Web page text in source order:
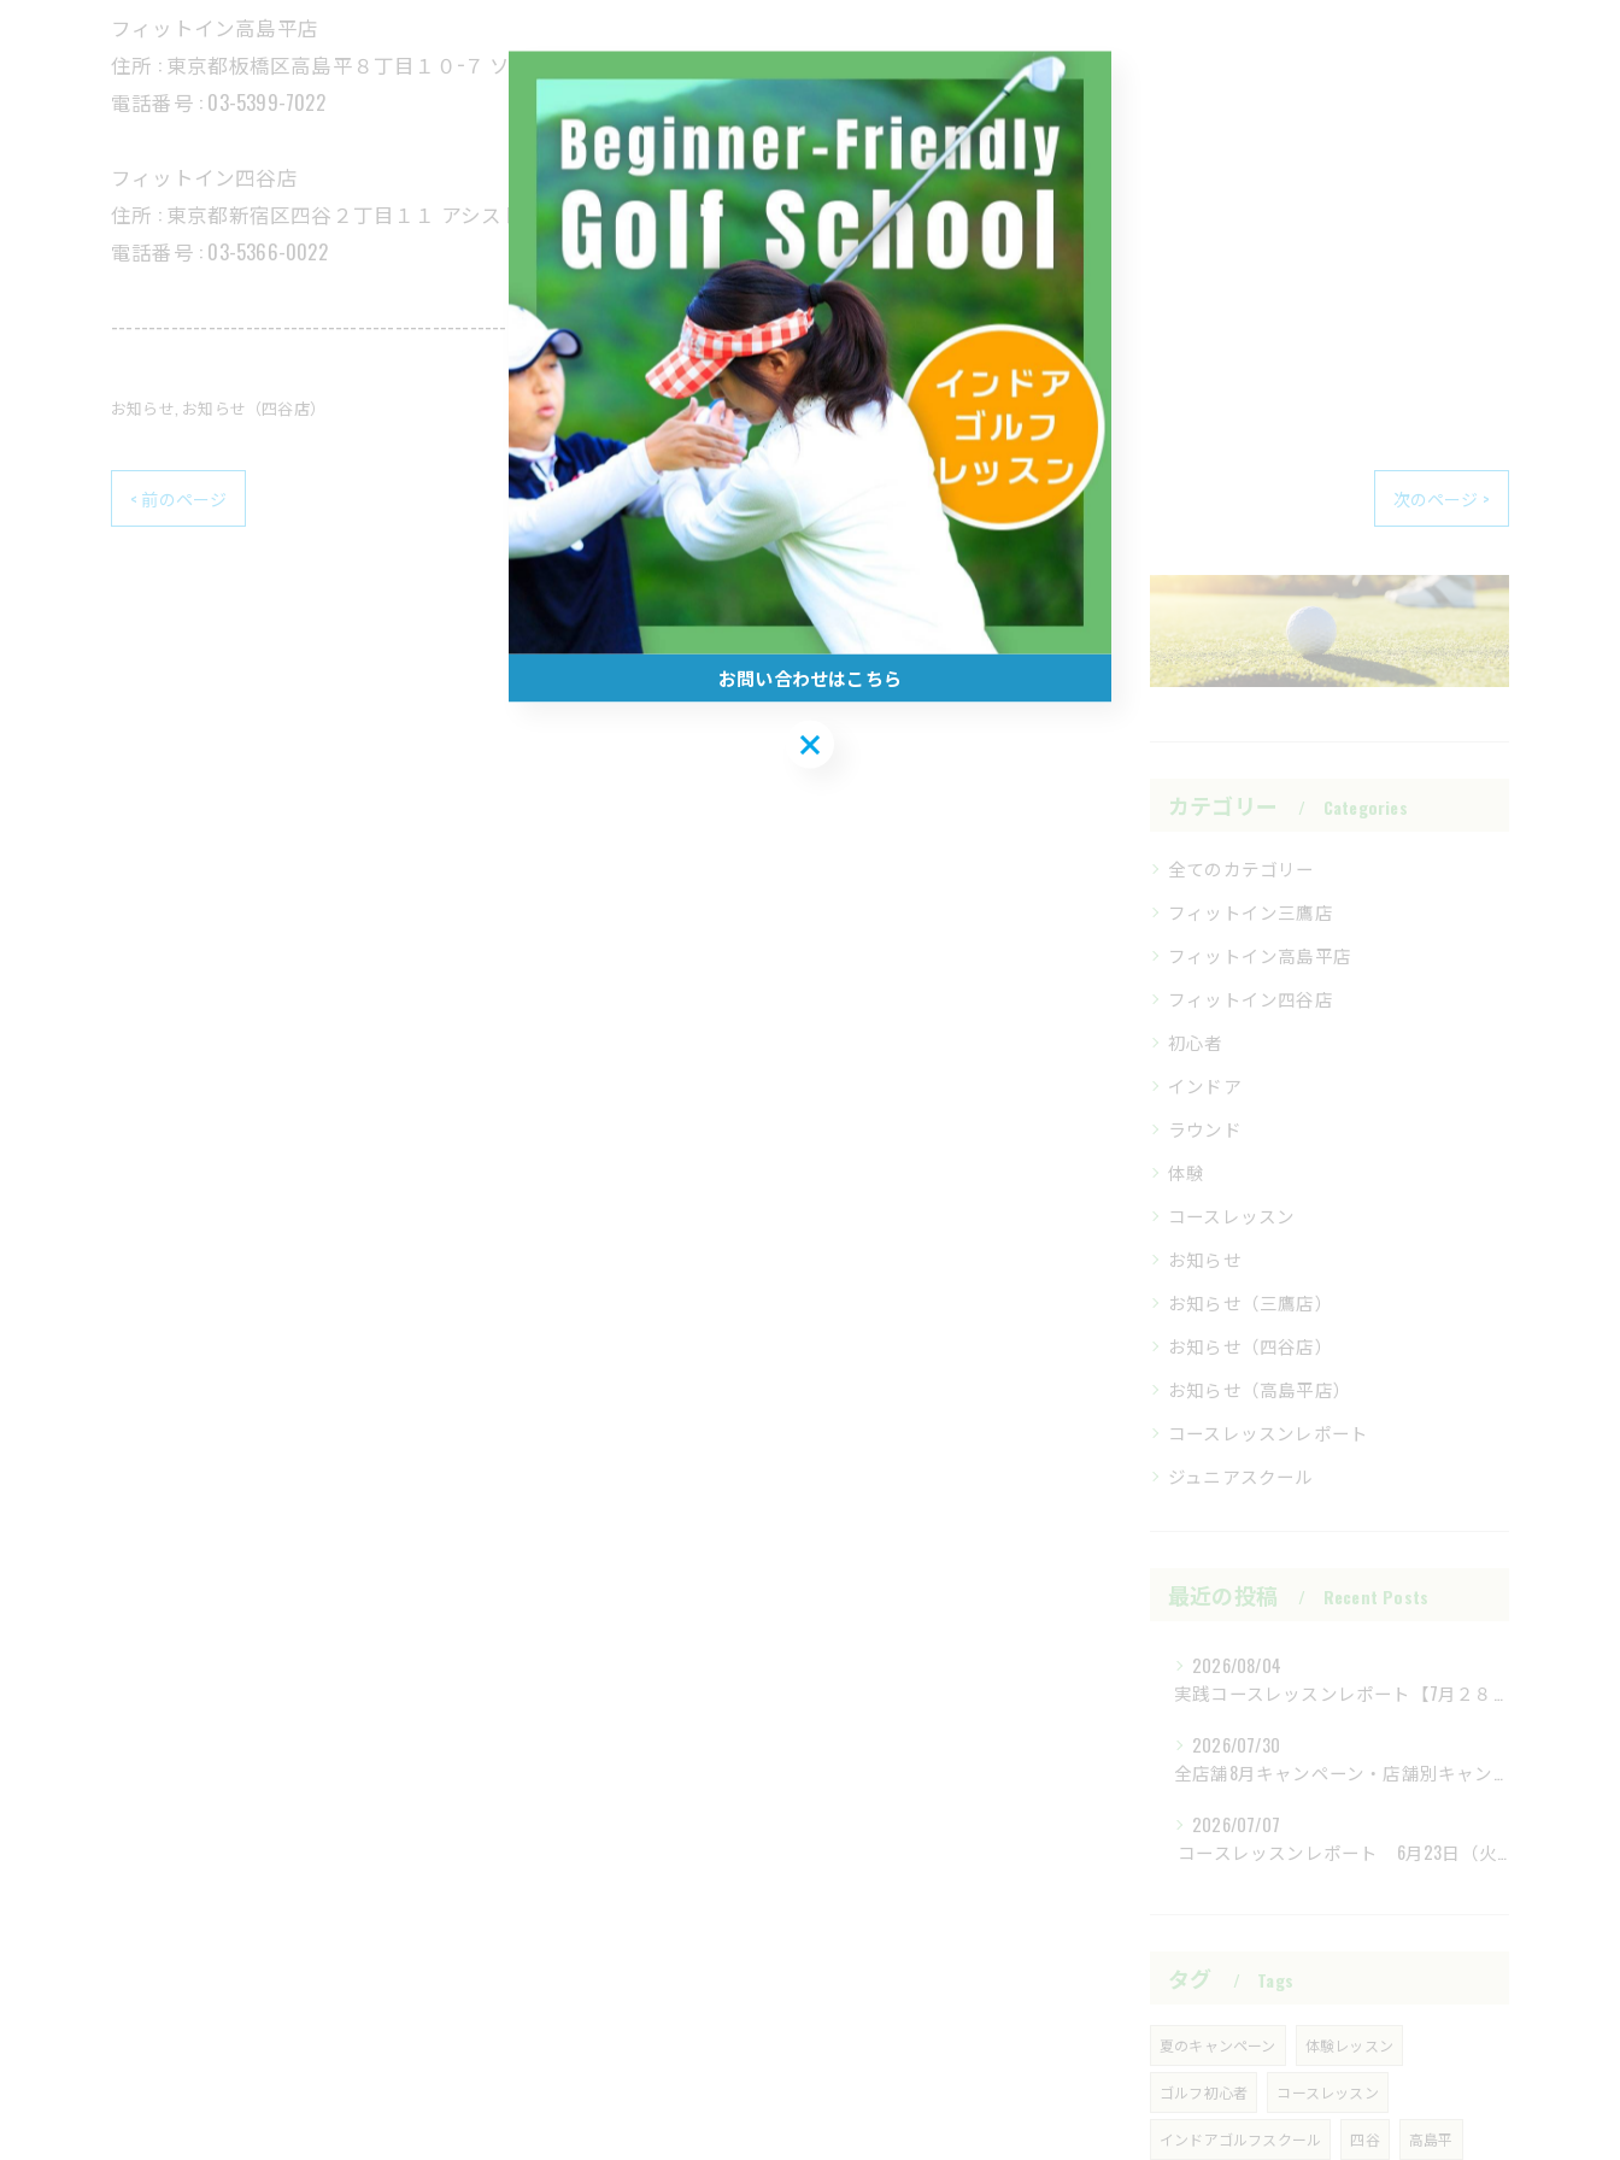
フィットイン高島平店
住所 : 東京都板橋区高島平８丁目１０−７ ソレイユ高島平Ⅱ2F
電話番号 : 03-5399-7022
フィットイン四谷店
住所 : 東京都新宿区四谷２丁目１１ アシストビル3F
電話番号 : 03-5366-0022
----------------------------------------------------------------------
お知らせ お知らせ（四谷店）
< 前のページ 一覧に戻る 次のページ >
カテゴリー Categories
全てのカテゴリー
フィットイン三鷹店
フィットイン高島平店
フィットイン四谷店
初心者
インドア
ラウンド
体験
コースレッスン
お知らせ
お知らせ（三鷹店）
お知らせ（四谷店）
お知らせ（高島平店）
コースレッスンレポート
ジュニアスクール
最近の投稿 Recent Posts
2026/08/04
2026/07/30
2026/07/07
タグ Tags
夏のキャンペーン 体験レッスン
ゴルフ初心者 コースレッスン
インドアゴルフスクール 四谷 高島平
お問い合わせはこちら
お問い合わせはこちら